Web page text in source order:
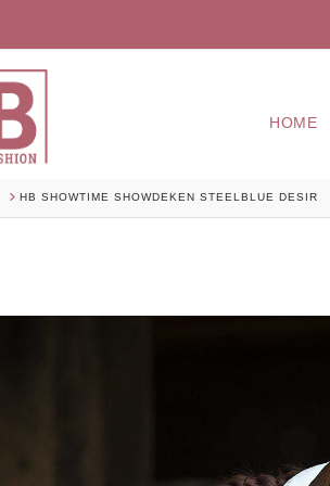
HOME
HB SHOWTIME SHOWDEKEN STEELBLUE DESIR